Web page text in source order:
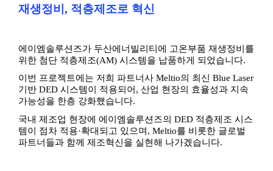
재생정비 , 적층제조로 혁신
에이엠솔루션즈가 두산에너빌리티에 고온부품 재생정비를
위한 첨단 적층제조(AM) 시스템을 납품하게 되었습니다.
이번 프로젝트에는 저희 파트너사 Meltio의 최신 Blue Laser
기반 DED 시스템이 적용되어 , 산업 현장의 효율성과 지속
가능성을 한층 강화했습니다.
국내 제조업 현장에 에이엠솔루션즈의 DED 적층제조 시스
템이 점차 적용·확대되고 있으며 , Meltio를 비롯한 글로벌
파트너들과 함께 제조혁신을 실현해 나가겠습니다.